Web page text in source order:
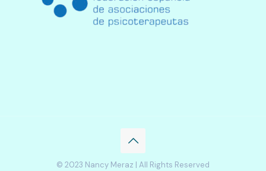
© 2023 Nancy Meraz | All Rights Reserved